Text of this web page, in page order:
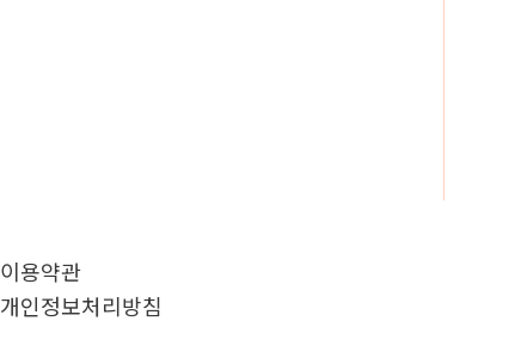
이용약관
개인정보처리방침